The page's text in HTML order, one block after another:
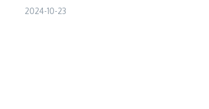
2024-10-23